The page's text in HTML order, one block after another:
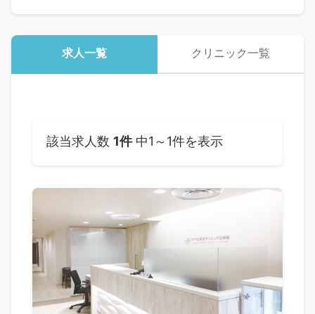
求人一覧 クリニック一覧
該当求人数 1件中1～1件を表示